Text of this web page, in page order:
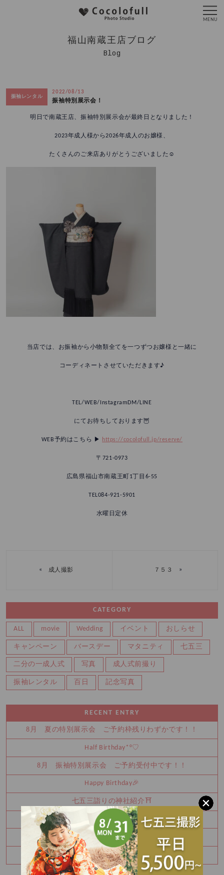
福山南蔵王店ブログ
Blog
振袖レンタル
2022/08/13
振袖特別展示会！
明日で南蔵王店、振袖特別展示会が最終日となりました！
2023年成人様から2026年成人のお嬢様、
たくさんのご来店ありがとうございました☺️
当店では、お振袖から小物類全てを一つずつお嬢様と一緒に
コーディネートさせていただきます♪
TEL/WEB/InstagramDM/LINE
にてお待ちしております🦉
WEB予約はこちら ▶︎ https://cocolofull.jp/reserve/
〒721-0973
広島県福山市南蔵王町1丁目6-55
TEL084-921-5901
水曜日定休
« 成人撮影 ７５３ »
CATEGORY
ALL movie Wedding イベント おしらせ
キャンペーン バースデー マタニティ 七五三
二分の一成人式 写真 成人式前撮り
振袖レンタル 百日 記念写真
RECENT ENTRY
8月 夏の特別展示会 ご予約枠残りわずかです！！
Half Birthday‪‪*°♡
8月 振袖特別展示会 ご予約受付中です！！
Happy Birthday🎉
七五三詣りの神社紹介⛩️
8月振袖展示会予約受付中✨
卒業袴レンタルご予約承り中♪
7月予約空き状況☆